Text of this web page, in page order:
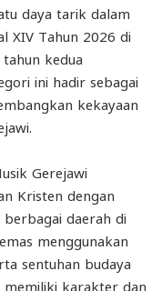
daya tarik dalam
XIV Tahun 2026 di
kedua
ini hadir sebagai
kekayaan
Gerejawi
Kristen dengan
daerah di
menggunakan
sentuhan budaya
memiliki karakter dan